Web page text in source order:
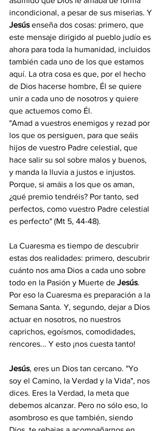
incondicional, a pesar de sus miserias. Y
Jesús enseña dos cosas: primero, que
este mensaje dirigido al pueblo judío es
ahora para toda la humanidad, incluidos
también cada uno de los que estamos
aquí. La otra cosa es que, por el hecho
de Dios hacerse hombre, Él se quiere
unir a cada uno de nosotros y quiere
que actuemos como Él.
"Amad a vuestros enemigos y rezad por
los que os persiguen, para que seáis
hijos de vuestro Padre celestial, que
hace salir su sol sobre malos y buenos,
y manda la lluvia a justos e injustos.
Porque, si amáis a los que os aman,
¿qué premio tendréis? Por tanto, sed
perfectos, como vuestro Padre celestial
es perfecto" (Mt 5, 44-48).
La Cuaresma es tiempo de descubrir
estas dos realidades: primero, descubrir
cuánto nos ama Dios a cada uno sobre
todo en la Pasión y Muerte de Jesús.
Por eso la Cuaresma es preparación a la
Semana Santa. Y, segundo, dejar a Dios
actuar en nosotros, no nuestros
caprichos, egoísmos, comodidades,
rencores... Y esto ¡nos cuesta tanto!
Jesús, eres un Dios tan cercano. "Yo
soy el Camino, la Verdad y la Vida", nos
dices. Eres la Verdad, la meta que
debemos alcanzar. Pero no sólo eso, lo
asombroso es que también, siendo